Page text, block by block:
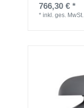
766,30 € *
*inkl. ges. MwSt.